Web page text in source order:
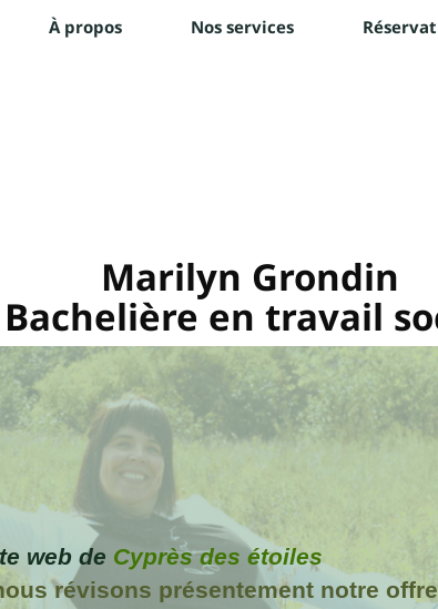
À propos Nos services
Marilyn Grondin
Bachelière en travail
web de Cyprès des étoiles
révisons présentement notre